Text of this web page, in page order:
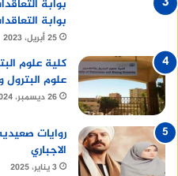
بوابة
بوابة
25 أبريل، 2023
كلية علوم
علوم البترول
26 ديسمبر، 2024
روايات
الاجباري
3 يناير، 2025